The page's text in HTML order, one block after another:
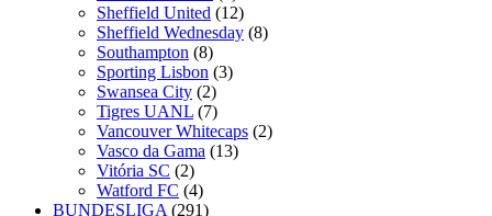
Sheffield United (12)
Sheffield Wednesday (8)
Southampton (8)
Sporting Lisbon (3)
Swansea City (2)
Tigres UANL (7)
Vancouver Whitecaps (2)
Vasco da Gama (13)
Vitória SC (2)
Watford FC (4)
BUNDESLIGA (291)